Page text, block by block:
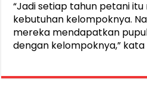
“Jadi setiap tahun petani
kebutuhan kelompoknya.
mereka mendapatkan
dengan kelompoknya,”